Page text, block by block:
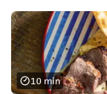
10 min